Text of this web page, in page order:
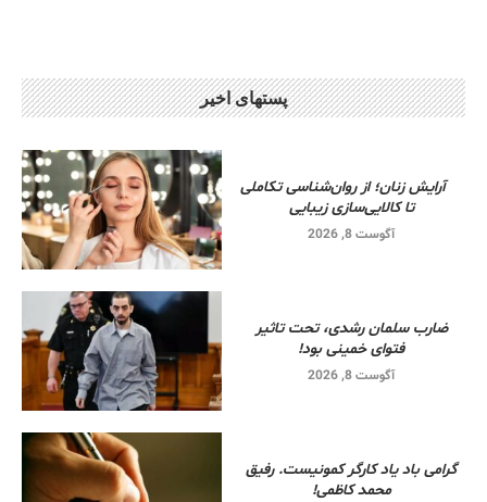
پستهای اخیر
آرایش زنان؛ از روان‌شناسی تکاملی
تا کالایی‌سازی زیبایی
آگوست 8, 2026
ضارب سلمان رشدی، تحت تاثیر
فتوای خمینی بود!
آگوست 8, 2026
گرامی باد یاد کارگر کمونیست. رفیق
محمد کاظمی!